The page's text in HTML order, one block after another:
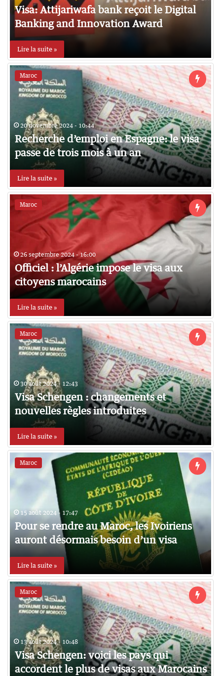
Visa: Attijariwafa bank reçoit le Digital
Banking and Innovation Award
Lire la suite »
Maroc
20 novembre 2024 - 10:44
Recherche d’emploi en Espagne: le visa
passe de trois mois à un an
Lire la suite »
Maroc
26 septembre 2024 - 16:00
Officiel : l’Algérie impose le visa aux
citoyens marocains
Lire la suite »
Maroc
30 août 2024 - 12:43
Visa Schengen : changements et
nouvelles règles introduites
Lire la suite »
Maroc
15 août 2024 - 17:47
Pour se rendre au Maroc, les Ivoiriens
auront désormais besoin d’un visa
Lire la suite »
Maroc
13 août 2024 - 10:48
Visa Schengen: voici les pays qui
accordent le plus de visas aux Marocains